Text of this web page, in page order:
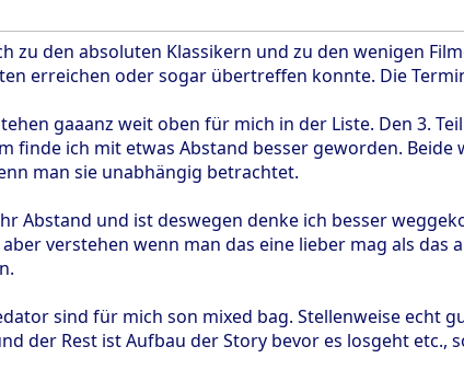
zu den absoluten Klassikern und zu den wenigen
erreichen oder sogar übertreffen konnte. Die
gaaanz weit oben für mich in der Liste. Den 3.
finde ich mit etwas Abstand besser geworden. Beide
man sie unabhängig betrachtet.
Abstand und ist deswegen denke ich besser
verstehen wenn man das eine lieber mag als das
sind für mich son mixed bag. Stellenweise echt
der Rest ist Aufbau der Story bevor es losgeht etc.,